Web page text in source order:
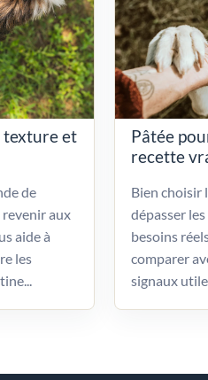
texture et
de
revenir aux
aide à
les
Pâtée
recette
Bien choisir
dépasser
besoins
comparer
signaux